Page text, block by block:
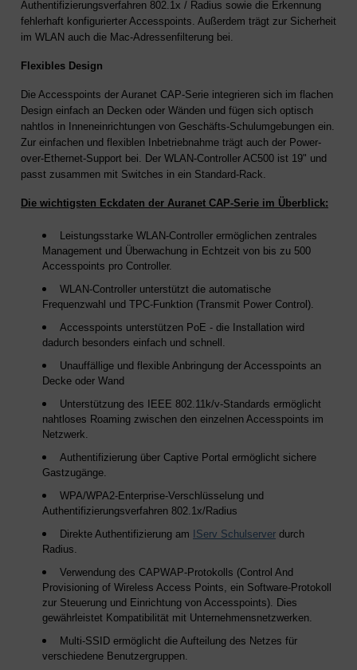
Authentifizierungsverfahren 802.1x / Radius sowie die Erkennung
fehlerhaft konfigurierter Accesspoints. Außerdem trägt zur Sicherheit
im WLAN auch die Mac-Adressenfilterung bei.
Flexibles Design
Die Accesspoints der Auranet CAP-Serie integrieren sich im flachen
Design einfach an Decken oder Wänden und fügen sich optisch
nahtlos in Inneneinrichtungen von Geschäfts-Schulumgebungen ein.
Zur einfachen und flexiblen Inbetriebnahme trägt auch der Power-
over-Ethernet-Support bei. Der WLAN-Controller AC500 ist 19" und
passt zusammen mit Switches in ein Standard-Rack.
Die wichtigsten Eckdaten der Auranet CAP-Serie im Überblick:
Leistungsstarke WLAN-Controller ermöglichen zentrales
Management und Überwachung in Echtzeit von bis zu 500
Accesspoints pro Controller.
WLAN-Controller unterstützt die automatische
Frequenzwahl und TPC-Funktion (Transmit Power Control).
Accesspoints unterstützen PoE - die Installation wird
dadurch besonders einfach und schnell.
Unauffällige und flexible Anbringung der Accesspoints an
Decke oder Wand
Unterstützung des IEEE 802.11k/v-Standards ermöglicht
nahtloses Roaming zwischen den einzelnen Accesspoints im
Netzwerk.
Authentifizierung über Captive Portal ermöglicht sichere
Gastzugänge.
WPA/WPA2-Enterprise-Verschlüsselung und
Authentifizierungsverfahren 802.1x/Radius
Direkte Authentifizierung am
IServ Schulserver durch
Radius.
Verwendung des CAPWAP-Protokolls (Control And
Provisioning of Wireless Access Points, ein Software-Protokoll
zur Steuerung und Einrichtung von Accesspoints). Dies
gewährleistet Kompatibilität mit Unternehmensnetzwerken.
Multi-SSID ermöglicht die Aufteilung des Netzes für
verschiedene Benutzergruppen.